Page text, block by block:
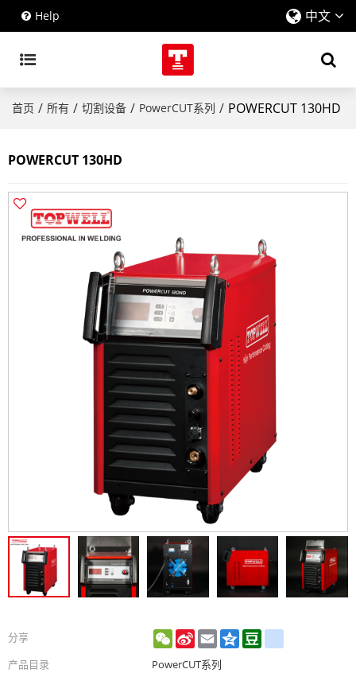
Help 中文
首页 / 所有 / 切割设备 / PowerCUT系列 / POWERCUT 130HD
POWERCUT 130HD
分享 WeChat
Sina
Weibo
Email Qzone
产品目录
PowerCUT系列